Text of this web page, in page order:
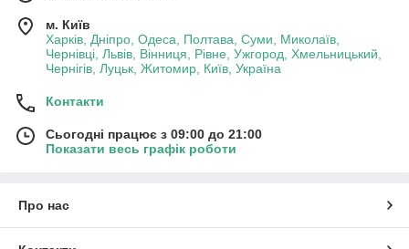
м. Київ
Харків, Дніпро, Одеса, Полтава, Суми, Миколаїв,
Чернівці, Львів, Вінниця, Рівне, Ужгород, Хмельницький,
Чернігів, Луцьк, Житомир, Київ, Україна
Контакти
Сьогодні працює з 09:00 до 21:00
Показати весь графік роботи
Про нас